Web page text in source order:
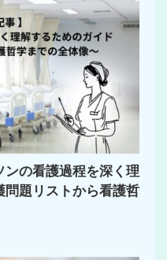
ンの看護過程を深く理
問題リストから看護哲